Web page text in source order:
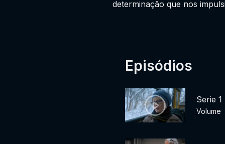
determinação que nos
Episódios
Serie 1
Volume